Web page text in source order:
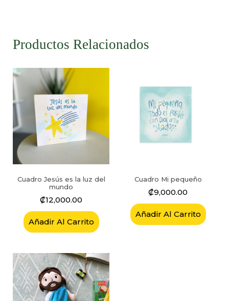
Productos Relacionados
Cuadro Jesús es la luz del
mundo
₡12,000.00
Añadir Al Carrito
Cuadro Mi pequeño
₡9,000.00
Añadir Al Carrito